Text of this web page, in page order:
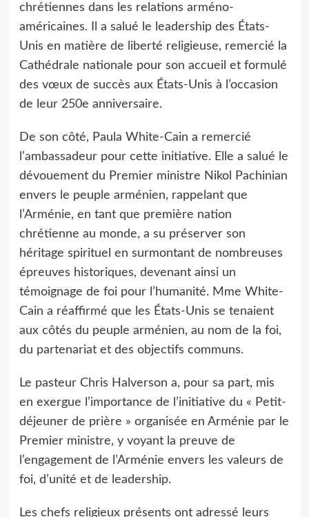
chrétiennes dans les relations arméno-
américaines. Il a salué le leadership des États-
Unis en matière de liberté religieuse, remercié la
Cathédrale nationale pour son accueil et formulé
des vœux de succès aux États-Unis à l’occasion
de leur 250e anniversaire.
De son côté, Paula White-Cain a remercié
l’ambassadeur pour cette initiative. Elle a salué le
dévouement du Premier ministre Nikol Pachinian
envers le peuple arménien, rappelant que
l’Arménie, en tant que première nation
chrétienne au monde, a su préserver son
héritage spirituel en surmontant de nombreuses
épreuves historiques, devenant ainsi un
témoignage de foi pour l’humanité. Mme White-
Cain a réaffirmé que les États-Unis se tenaient
aux côtés du peuple arménien, au nom de la foi,
du partenariat et des objectifs communs.
Le pasteur Chris Halverson a, pour sa part, mis
en exergue l’importance de l’initiative du « Petit-
déjeuner de prière » organisée en Arménie par le
Premier ministre, y voyant la preuve de
l’engagement de l’Arménie envers les valeurs de
foi, d’unité et de leadership.
Les chefs religieux présents ont adressé leurs